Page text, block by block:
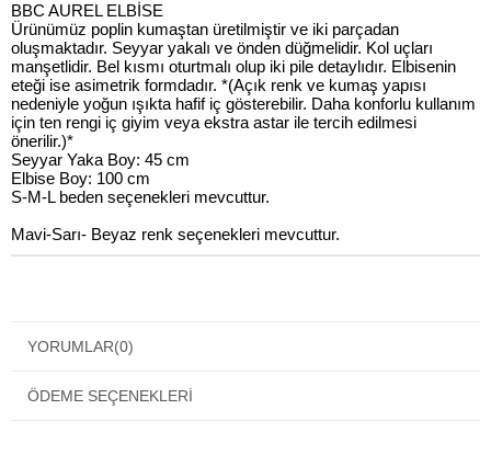
BBC AUREL ELBİSE
Ürünümüz poplin kumaştan üretilmiştir ve iki parçadan
oluşmaktadır. Seyyar yakalı ve önden düğmelidir. Kol uçları
manşetlidir. Bel kısmı oturtmalı olup iki pile detaylıdır. Elbisenin
eteği ise asimetrik formdadır. *(Açık renk ve kumaş yapısı
nedeniyle yoğun ışıkta hafif iç gösterebilir. Daha konforlu kullanım
için ten rengi iç giyim veya ekstra astar ile tercih edilmesi
önerilir.)*
Seyyar Yaka Boy: 45 cm
Elbise Boy: 100 cm
S-M-L beden seçenekleri mevcuttur.
Mavi-Sarı- Beyaz renk seçenekleri mevcuttur.
YORUMLAR(0)
ÖDEME SEÇENEKLERI